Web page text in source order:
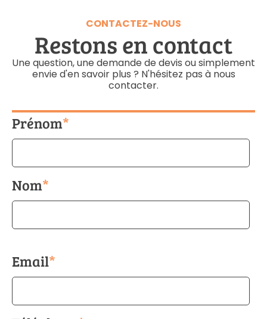
CONTACTEZ-NOUS
Restons en contact
Une question, une demande de devis ou simplement
envie d'en savoir plus ? N'hésitez pas à nous
contacter.
Prénom*
Nom*
Email*